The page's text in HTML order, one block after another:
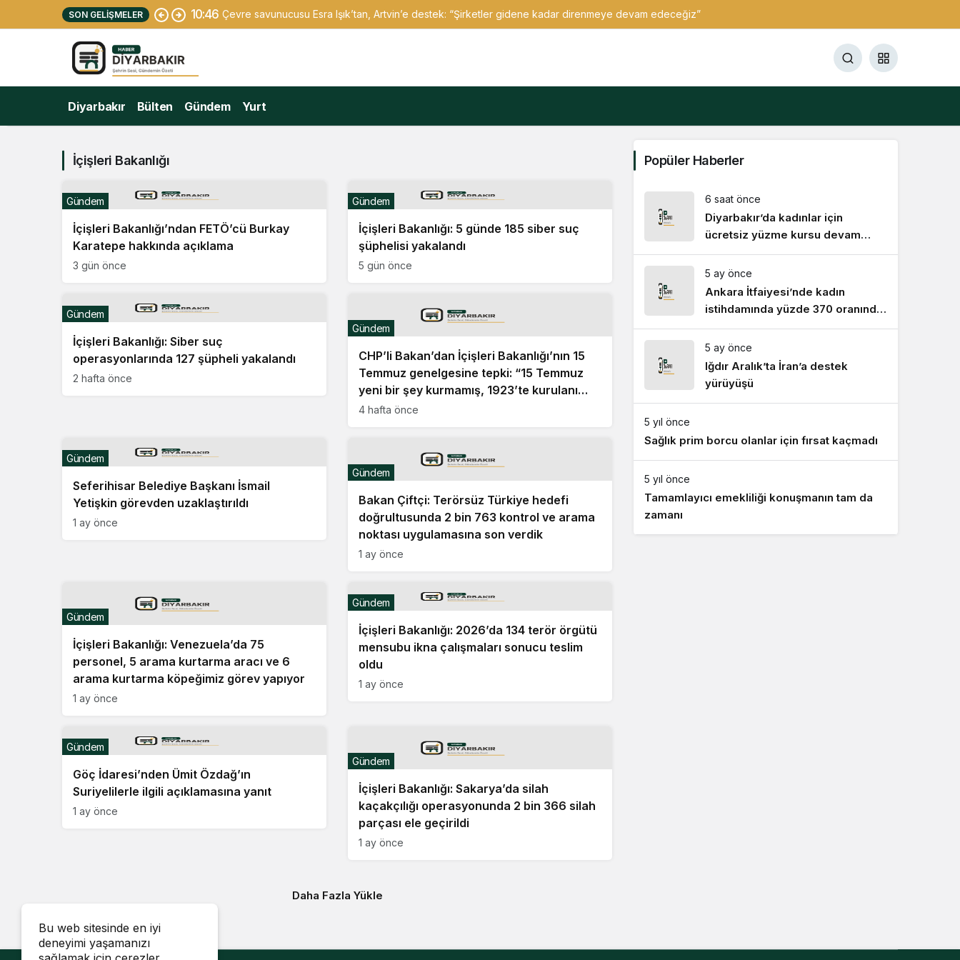
SON GELIŞMELER 10:46 Çevre savunucusu Esra Işık’tan, Artvin’e destek: “Şirketler gidene kadar direnmeye devam edeceğiz”
Diyarbakır Bülten Gündem Yurt
İçişleri Bakanlığı
İçişleri Bakanlığı’ndan FETÖ’cü Burkay
Karatepe hakkında açıklama
Gündem
3 gün önce
İçişleri Bakanlığı: 5 günde 185 siber suç
şüphelisi yakalandı
Gündem
5 gün önce
İçişleri Bakanlığı: Siber suç
operasyonlarında 127 şüpheli yakalandı
Gündem
2 hafta önce
CHP’li Bakan’dan İçişleri Bakanlığı’nın 15
Temmuz genelgesine tepki: “15 Temmuz
yeni bir şey kurmamış, 1923’te kurulanı
korumuştur”
Gündem
4 hafta önce
Seferihisar Belediye Başkanı İsmail
Yetişkin görevden uzaklaştırıldı
Gündem
1 ay önce
Bakan Çiftçi: Terörsüz Türkiye hedefi
doğrultusunda 2 bin 763 kontrol ve arama
noktası uygulamasına son verdik
Gündem
1 ay önce
İçişleri Bakanlığı: Venezuela’da 75
personel, 5 arama kurtarma aracı ve 6
arama kurtarma köpeğimiz görev yapıyor
Gündem
1 ay önce
İçişleri Bakanlığı: 2026’da 134 terör örgütü
mensubu ikna çalışmaları sonucu teslim
oldu
Gündem
1 ay önce
Göç İdaresi’nden Ümit Özdağ’ın
Suriyelilerle ilgili açıklamasına yanıt
Gündem
1 ay önce
İçişleri Bakanlığı: Sakarya’da silah
kaçakçılığı operasyonunda 2 bin 366 silah
parçası ele geçirildi
Gündem
1 ay önce
Daha Fazla Yükle
Popüler Haberler
6 saat önce
Diyarbakır’da kadınlar için
ücretsiz yüzme kursu devam
ediyor
5 ay önce
Ankara İtfaiyesi’nde kadın
istihdamında yüzde 370 oranında
artış
5 ay önce
Iğdır Aralık’ta İran’a destek
yürüyüşü
5 yıl önce
Sağlık prim borcu olanlar için fırsat kaçmadı
5 yıl önce
Tamamlayıcı emekliliği konuşmanın tam da
zamanı
Bu web sitesinde en iyi
deneyimi yaşamanızı